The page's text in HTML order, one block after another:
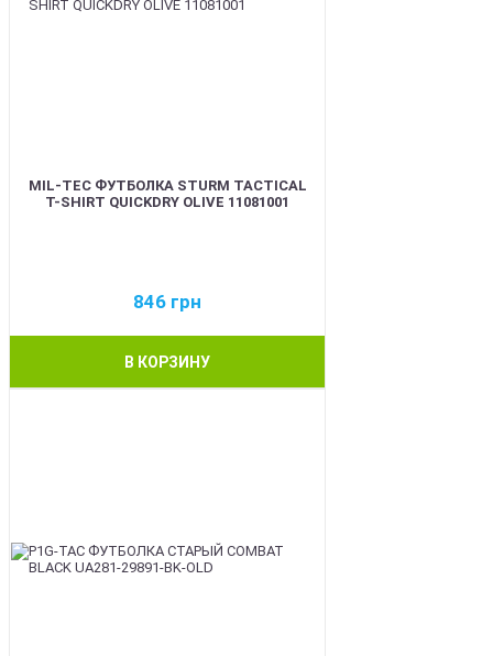
MIL-TEC ФУТБОЛКА STURM TACTICAL
T-SHIRT QUICKDRY OLIVE 11081001
846 грн
В КОРЗИНУ